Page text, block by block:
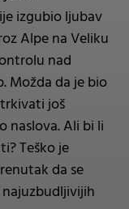
izgubio ljubav
Alpe na Veliku
nad
Možda da je bio
još
naslova. Ali bi li
Teško je
da se